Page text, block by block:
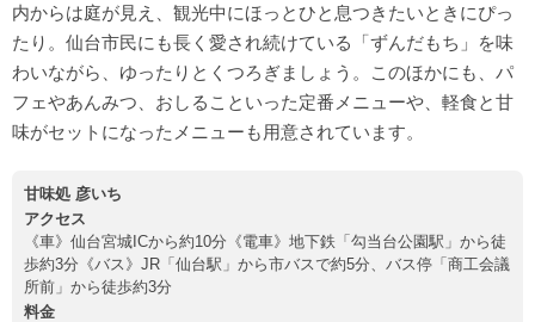
内からは庭が見え、観光中にほっとひと息つきたいときにぴっ
たり。仙台市民にも長く愛され続けている「ずんだもち」を味
わいながら、ゆったりとくつろぎましょう。このほかにも、パ
フェやあんみつ、おしることいった定番メニューや、軽食と甘
味がセットになったメニューも用意されています。
甘味処 彦いち
アクセス
《車》仙台宮城ICから約10分《電車》地下鉄「勾当台公園駅」から徒
歩約3分《バス》JR「仙台駅」から市バスで約5分、バス停「商工会議
所前」から徒歩約3分
料金